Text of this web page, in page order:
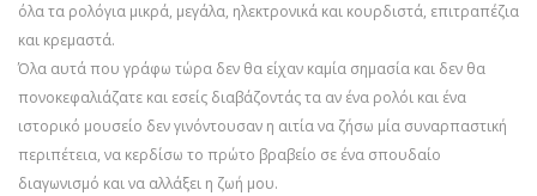
όλα τα ρολόγια μικρά, μεγάλα, ηλεκτρονικά και κουρδιστά, επιτραπέζια
και κρεμαστά.
Όλα αυτά που γράφω τώρα δεν θα είχαν καμία σημασία και δεν θα
πονοκεφαλιάζατε και εσείς διαβάζοντάς τα αν ένα ρολόι και ένα
ιστορικό μουσείο δεν γινόντουσαν η αιτία να ζήσω μία συναρπαστική
περιπέτεια, να κερδίσω το πρώτο βραβείο σε ένα σπουδαίο
διαγωνισμό και να αλλάξει η ζωή μου.